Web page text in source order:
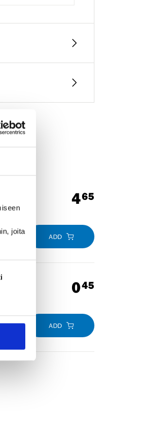
joita
465
ADD
045
ADD